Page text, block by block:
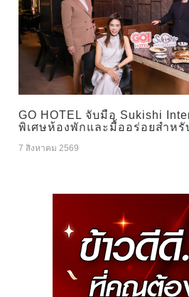
GO HOTEL จับมือ Sukishi
พิเศษห้องพักและมื้ออร่อยสำหรั
7 สิงหาคม 2569